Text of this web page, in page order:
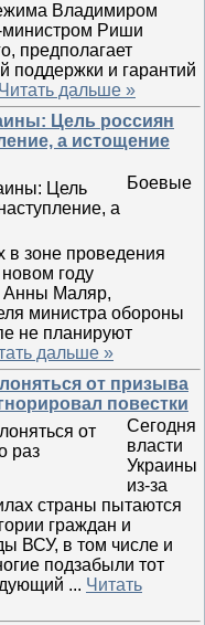
Владимиром
министром Риши
предполагает
поддержки и гарантий
Читать дальше »
Цель россиян
а истощение
Боевые
в зоне проведения
году
Анны Маляр,
министра обороны
не планируют
дальше »
от призыва
повестки
Сегодня
власти
Украины
из-за
страны пытаются
граждан и
ВСУ, в том числе и
подзабыли тот
... Читать